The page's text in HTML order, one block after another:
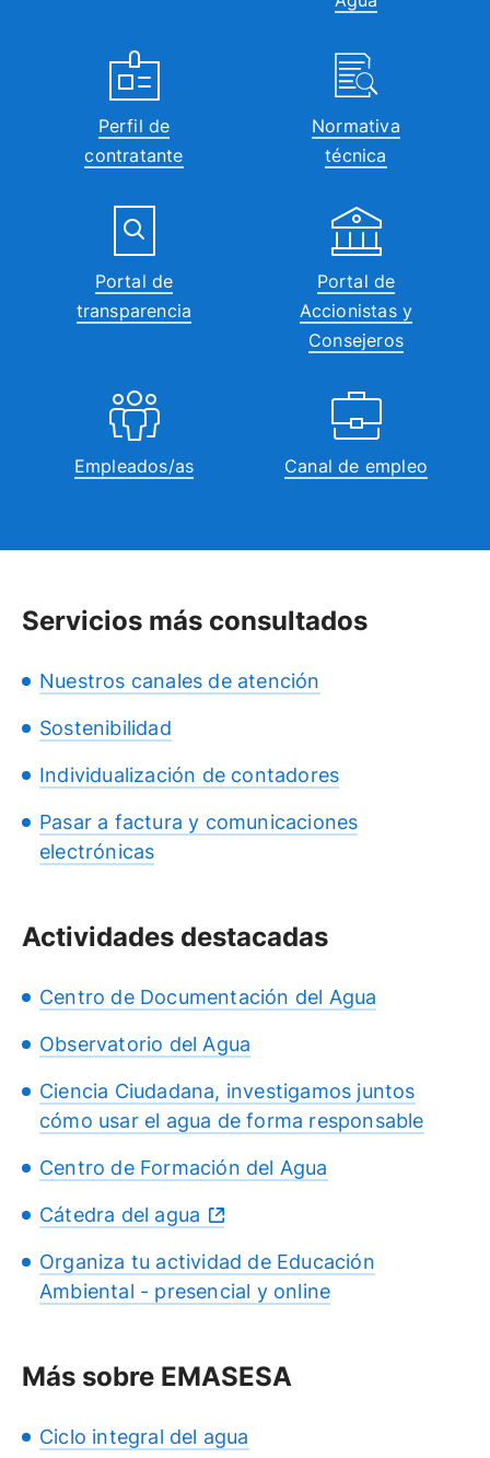
Perfil de
contratante
Normativa
técnica
Portal de
transparencia
Portal de
Accionistas y
Consejeros
Empleados/as Canal de empleo
Servicios más consultados
Nuestros canales de atención
Sostenibilidad
Individualización de contadores
Pasar a factura y comunicaciones
electrónicas
Actividades destacadas
Centro de Documentación del Agua
Observatorio del Agua
Ciencia Ciudadana, investigamos juntos
cómo usar el agua de forma responsable
Centro de Formación del Agua
Cátedra del agua
Organiza tu actividad de Educación
Ambiental - presencial y online
Más sobre EMASESA
Ciclo integral del agua